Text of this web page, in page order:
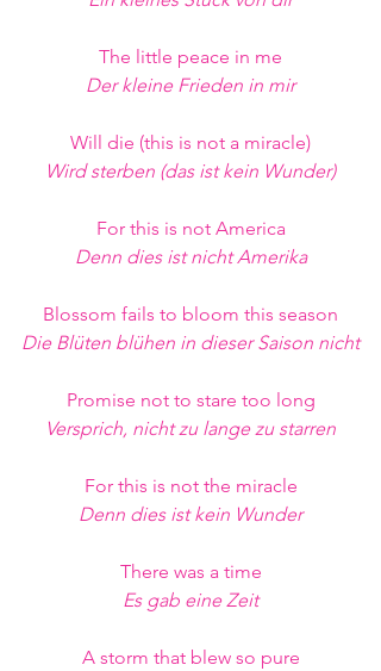
The little peace in me
Der kleine Frieden in mir
Will die (this is not a miracle)
Wird sterben (das ist kein Wunder)
For this is not America
Denn dies ist nicht Amerika
Blossom fails to bloom this season
Die Blüten blühen in dieser Saison nicht
Promise not to stare too long
Versprich, nicht zu lange zu starren
For this is not the miracle
Denn dies ist kein Wunder
There was a time
Es gab eine Zeit
A storm that blew so pure